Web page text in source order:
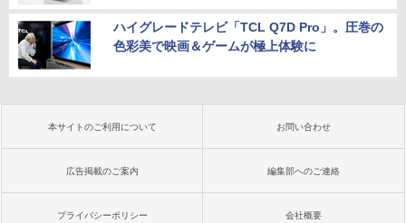
ハイグレードテレビ「TCL Q7D Pro」。圧巻の
色彩美で映画＆ゲームが極上体験に
本サイトのご利用について お問い合わせ
広告掲載のご案内 編集部へのご連絡
プライバシーポリシー 会社概要